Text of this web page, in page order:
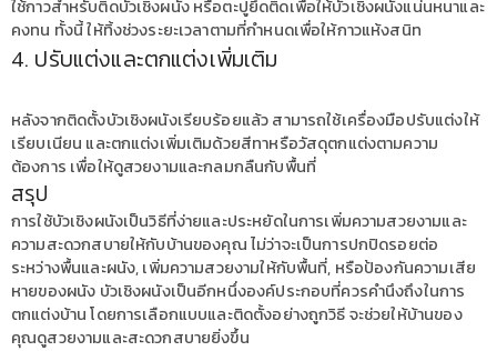
ใช้กาวสำหรับติดบัวเชิงผนัง หรือตะปูยึดติดเพื่อให้บัวเชิงผนังแน่นหนาและ
คงทน ทั้งนี้ ให้ทิ้งช่วงระยะเวลาตามที่กำหนดเพื่อให้กาวแห้งสนิท
4. ปรับแต่งและตกแต่งเพิ่มเติม
หลังจากติดตั้งบัวเชิงผนังเรียบร้อยแล้ว สามารถใช้เครื่องมือปรับแต่งให้
เรียบเนียน และตกแต่งเพิ่มเติมด้วยสีทาหรือวัสดุตกแต่งตามความ
ต้องการ เพื่อให้ดูสวยงามและกลมกลืนกับพื้นที่
สรุป
การใช้บัวเชิงผนังเป็นวิธีที่ง่ายและประหยัดในการเพิ่มความสวยงามและ
ความสะดวกสบายให้กับบ้านของคุณ ไม่ว่าจะเป็นการปกปิดรอยต่อ
ระหว่างพื้นและผนัง, เพิ่มความสวยงามให้กับพื้นที่, หรือป้องกันความเสีย
หายของผนัง บัวเชิงผนังเป็นอีกหนึ่งองค์ประกอบที่ควรคำนึงถึงในการ
ตกแต่งบ้าน โดยการเลือกแบบและติดตั้งอย่างถูกวิธี จะช่วยให้บ้านของ
คุณดูสวยงามและสะดวกสบายยิ่งขึ้น